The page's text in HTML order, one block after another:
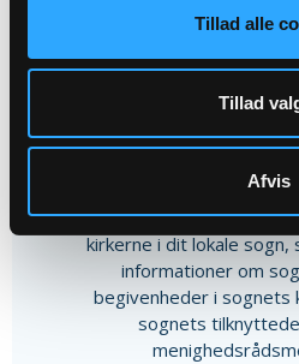
Tillad alle
Tillad
Afvis
Andet
På denne side finder du
kirkerne i dit lokale
informationer om
begivenheder i sognets
sognets